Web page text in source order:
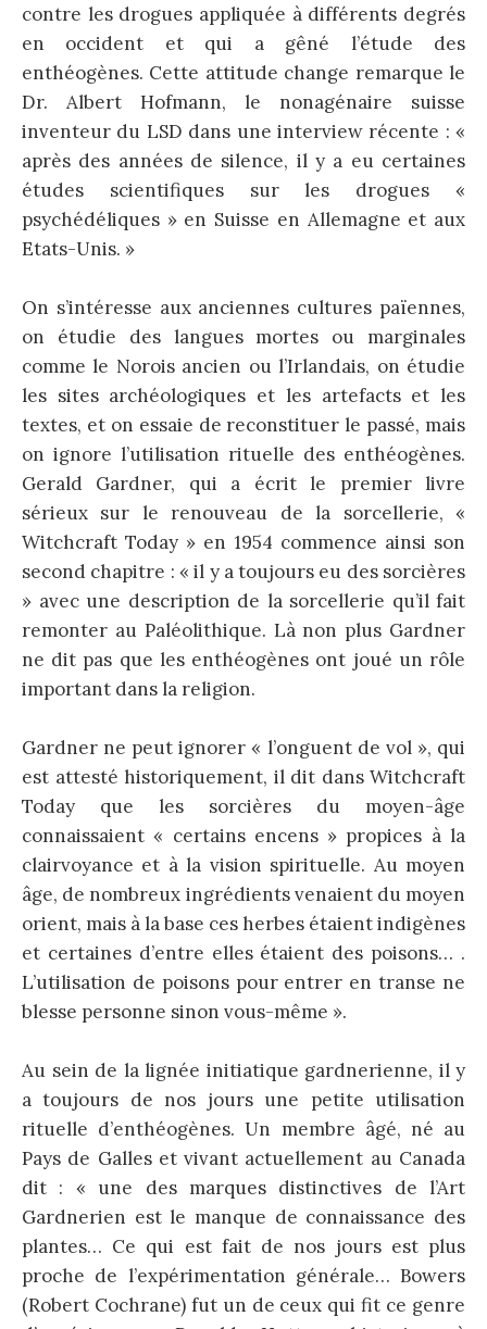
contre les drogues appliquée à différents degrés
en occident et qui a gêné l’étude des
enthéogènes. Cette attitude change remarque le
Dr. Albert Hofmann, le nonagénaire suisse
inventeur du LSD dans une interview récente : «
après des années de silence, il y a eu certaines
études scientifiques sur les drogues «
psychédéliques » en Suisse en Allemagne et aux
Etats-Unis. »
On s’intéresse aux anciennes cultures païennes,
on étudie des langues mortes ou marginales
comme le Norois ancien ou l’Irlandais, on étudie
les sites archéologiques et les artefacts et les
textes, et on essaie de reconstituer le passé, mais
on ignore l’utilisation rituelle des enthéogènes.
Gerald Gardner, qui a écrit le premier livre
sérieux sur le renouveau de la sorcellerie, «
Witchcraft Today » en 1954 commence ainsi son
second chapitre : « il y a toujours eu des sorcières
» avec une description de la sorcellerie qu’il fait
remonter au Paléolithique. Là non plus Gardner
ne dit pas que les enthéogènes ont joué un rôle
important dans la religion.
Gardner ne peut ignorer « l’onguent de vol », qui
est attesté historiquement, il dit dans Witchcraft
Today que les sorcières du moyen-âge
connaissaient « certains encens » propices à la
clairvoyance et à la vision spirituelle. Au moyen
âge, de nombreux ingrédients venaient du moyen
orient, mais à la base ces herbes étaient indigènes
et certaines d’entre elles étaient des poisons… .
L’utilisation de poisons pour entrer en transe ne
blesse personne sinon vous-même ».
Au sein de la lignée initiatique gardnerienne, il y
a toujours de nos jours une petite utilisation
rituelle d’enthéogènes. Un membre âgé, né au
Pays de Galles et vivant actuellement au Canada
dit : « une des marques distinctives de l’Art
Gardnerien est le manque de connaissance des
plantes… Ce qui est fait de nos jours est plus
proche de l’expérimentation générale… Bowers
(Robert Cochrane) fut un de ceux qui fit ce genre